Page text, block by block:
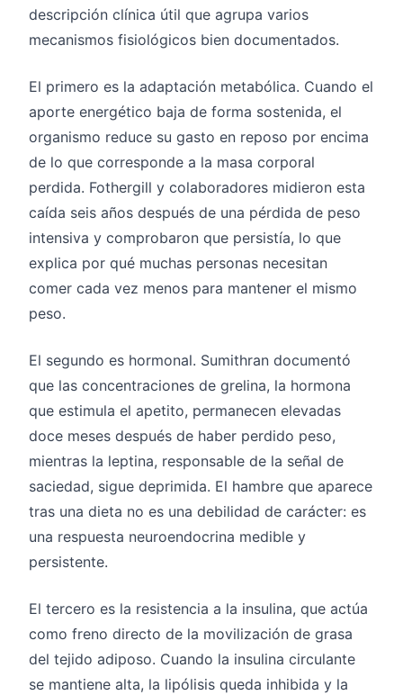
descripción clínica útil que agrupa varios
mecanismos fisiológicos bien documentados.
El primero es la adaptación metabólica. Cuando el
aporte energético baja de forma sostenida, el
organismo reduce su gasto en reposo por encima
de lo que corresponde a la masa corporal
perdida. Fothergill y colaboradores midieron esta
caída seis años después de una pérdida de peso
intensiva y comprobaron que persistía, lo que
explica por qué muchas personas necesitan
comer cada vez menos para mantener el mismo
peso.
El segundo es hormonal. Sumithran documentó
que las concentraciones de grelina, la hormona
que estimula el apetito, permanecen elevadas
doce meses después de haber perdido peso,
mientras la leptina, responsable de la señal de
saciedad, sigue deprimida. El hambre que aparece
tras una dieta no es una debilidad de carácter: es
una respuesta neuroendocrina medible y
persistente.
El tercero es la resistencia a la insulina, que actúa
como freno directo de la movilización de grasa
del tejido adiposo. Cuando la insulina circulante
se mantiene alta, la lipólisis queda inhibida y la